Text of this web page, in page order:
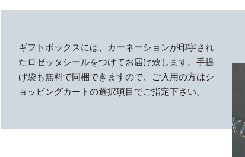
ギフトボックスには、カーネーションが印字され
たロゼッタシールをつけてお届け致します。手提
げ袋も無料で同梱できますので、ご入用の方はシ
ョッピングカートの選択項目でご指定下さい。